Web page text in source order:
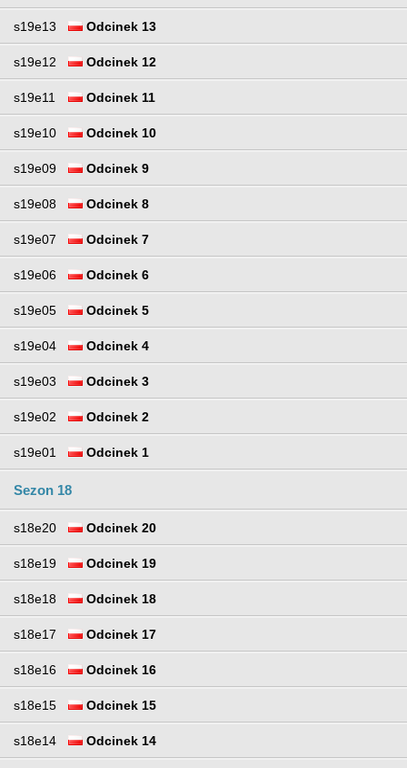
s19e13 Odcinek 13
s19e12 Odcinek 12
s19e11 Odcinek 11
s19e10 Odcinek 10
s19e09 Odcinek 9
s19e08 Odcinek 8
s19e07 Odcinek 7
s19e06 Odcinek 6
s19e05 Odcinek 5
s19e04 Odcinek 4
s19e03 Odcinek 3
s19e02 Odcinek 2
s19e01 Odcinek 1
Sezon 18
s18e20 Odcinek 20
s18e19 Odcinek 19
s18e18 Odcinek 18
s18e17 Odcinek 17
s18e16 Odcinek 16
s18e15 Odcinek 15
s18e14 Odcinek 14